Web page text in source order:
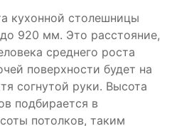
кухонной столешницы
920 мм. Это расстояние,
среднего роста
поверхности будет на
согнутой руки. Высота
подбирается в
потолков, таким